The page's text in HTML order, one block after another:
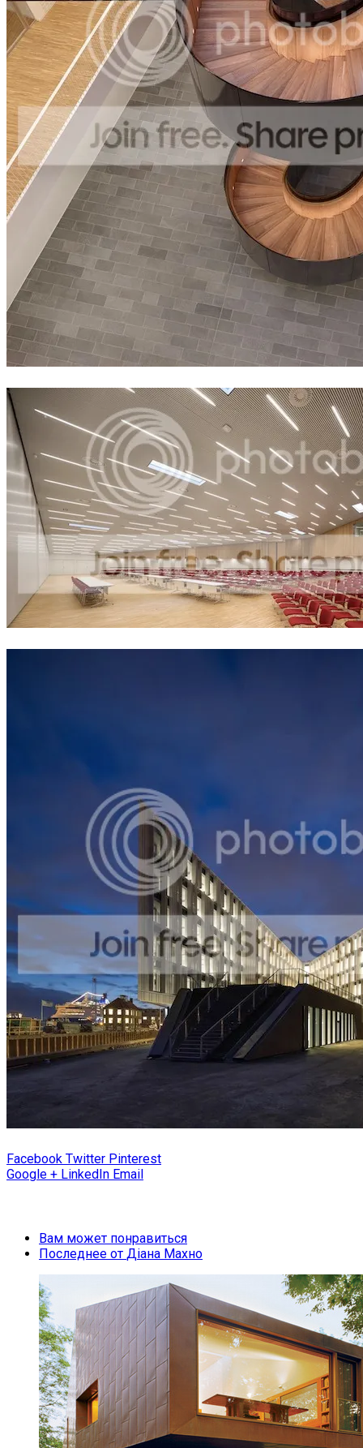
Facebook Twitter Pinterest
Google + LinkedIn Email
Вам может понравиться
Последнее от Діана Махно